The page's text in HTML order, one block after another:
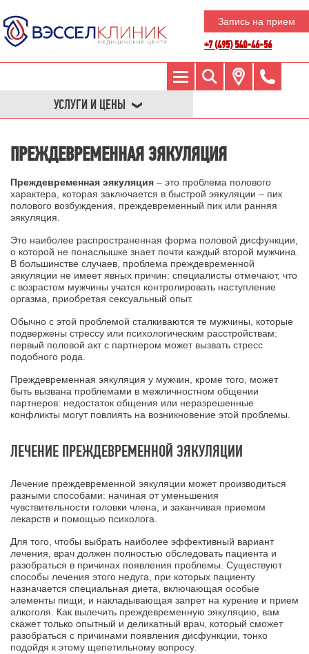
Запись на прием
+7 (495) 540-46-56
УСЛУГИ И ЦЕНЫ
ПРЕЖДЕВРЕМЕННАЯ ЭЯКУЛЯЦИЯ
Преждевременная эякуляция – это проблема полового
характера, которая заключается в быстрой эякуляции – пик
полового возбуждения, преждевременный пик или ранняя
эякуляция.
Это наиболее распространенная форма половой дисфункции,
о которой не понаслышке знает почти каждый второй мужчина.
В большинстве случаев, проблема преждевременной
эякуляции не имеет явных причин: специалисты отмечают, что
с возрастом мужчины учатся контролировать наступление
оргазма, приобретая сексуальный опыт.
Обычно с этой проблемой сталкиваются те мужчины, которые
подвержены стрессу или психологическим расстройствам:
первый половой акт с партнером может вызвать стресс
подобного рода.
Преждевременная эякуляция у мужчин, кроме того, может
быть вызвана проблемами в межличностном общении
партнеров: недостаток общения или неразрешенные
конфликты могут повлиять на возникновение этой проблемы.
ЛЕЧЕНИЕ ПРЕЖДЕВРЕМЕННОЙ ЭЯКУЛЯЦИИ
Лечение преждевременной эякуляции может производиться
разными способами: начиная от уменьшения
чувствительности головки члена, и заканчивая приемом
лекарств и помощью психолога.
Для того, чтобы выбрать наиболее эффективный вариант
лечения, врач должен полностью обследовать пациента и
разобраться в причинах появления проблемы. Существуют
способы лечения этого недуга, при которых пациенту
назначается специальная диета, включающая особые
элементы пищи, и накладывающая запрет на курение и прием
алкоголя. Как вылечить преждевременную эякуляцию, вам
скажет только опытный и деликатный врач, который сможет
разобраться с причинами появления дисфункции, тонко
подойдя к этому щепетильному вопросу.